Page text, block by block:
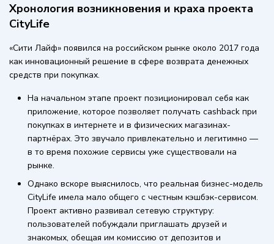
Хронология возникновения и краха проекта
CityLife
«Сити Лайф» появился на российском рынке около 2017 года
как инновационный решение в сфере возврата денежных
средств при покупках.
На начальном этапе проект позиционировал себя как
приложение, которое позволяет получать cashback при
покупках в интернете и в физических магазинах-
партнёрах. Это звучало привлекательно и легитимно —
в то время похожие сервисы уже существовали на
рынке.
Однако вскоре выяснилось, что реальная бизнес-модель
CityLife имела мало общего с честным кэшбэк-сервисом.
Проект активно развивал сетевую структуру:
пользователей побуждали приглашать друзей и
знакомых, обещая им комиссию от депозитов и